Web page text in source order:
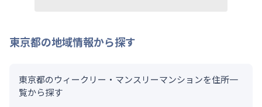
東京都の地域情報から探す
東京都のウィークリー・マンスリーマンションを住所一
覧から探す